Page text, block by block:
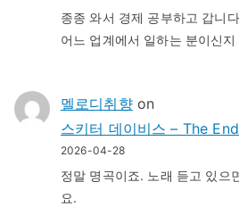
종종 와서 경제 공부하고 갑니
어느 업계에서 일하는 분이신
멜로디취향on
스키터 데이비스 – The
2026-04-28
정말 명곡이죠. 노래 듣고 있으
요.